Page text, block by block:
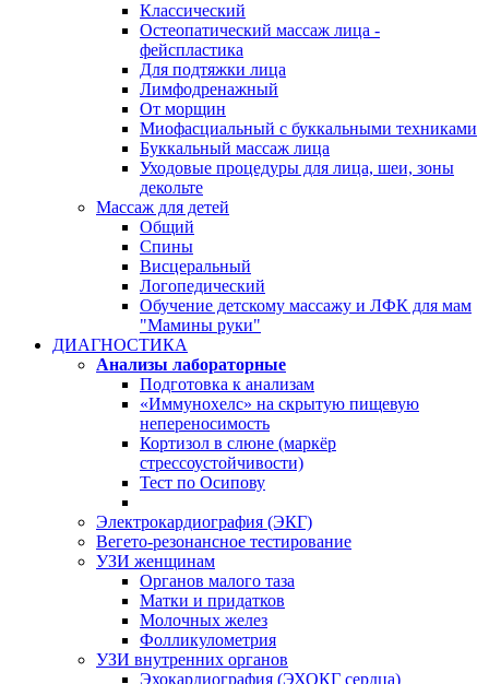
Классический
Остеопатический массаж лица -
фейспластика
Для подтяжки лица
Лимфодренажный
От морщин
Миофасциальный с буккальными техниками
Буккальный массаж лица
Уходовые процедуры для лица, шеи, зоны
декольте
Массаж для детей
Общий
Спины
Висцеральный
Логопедический
Обучение детскому массажу и ЛФК для мам
"Мамины руки"
ДИАГНОСТИКА
Анализы лабораторные
Подготовка к анализам
«Иммунохелс» на скрытую пищевую
непереносимость
Кортизол в слюне (маркёр
стрессоустойчивости)
Тест по Осипову
Электрокардиография (ЭКГ)
Вегето-резонансное тестирование
УЗИ женщинам
Органов малого таза
Матки и придатков
Молочных желез
Фолликулометрия
УЗИ внутренних органов
Эхокардиография (ЭХОКГ сердца)